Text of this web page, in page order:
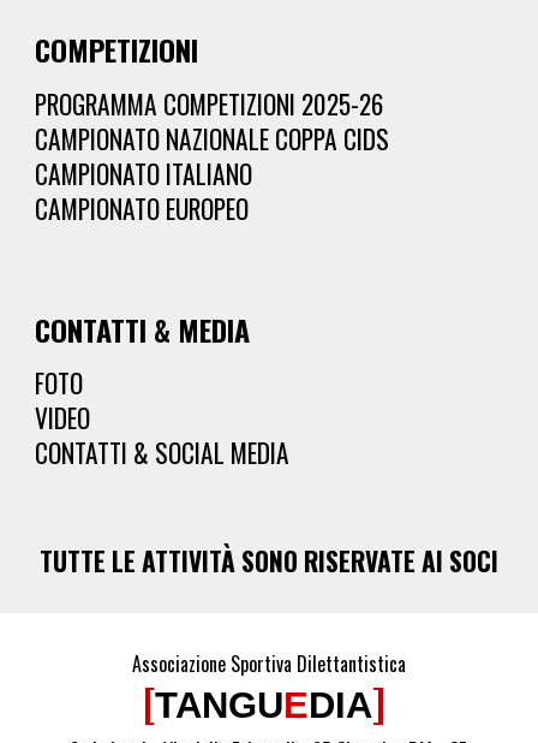
COMPETIZIONI
PROGRAMMA COMPETIZIONI 2025-26
CAMPIONATO NAZIONALE COPPA CIDS
CAMPIONATO ITALIANO
CAMPIONATO EUROPEO
CONTATTI & MEDIA
FOTO
VIDEO
CONTATTI & SOCIAL MEDIA
TUTTE LE ATTIVITÀ SONO RISERVATE AI SOCI
Associazione Sportiva Dilettantistica
[TANGUEDIA]